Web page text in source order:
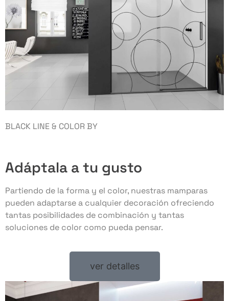
BLACK LINE & COLOR BY
Adáptala a tu gusto
Partiendo de la forma y el color, nuestras mamparas
pueden adaptarse a cualquier decoración ofreciendo
tantas posibilidades de combinación y tantas
soluciones de color como pueda pensar.
ver detalles